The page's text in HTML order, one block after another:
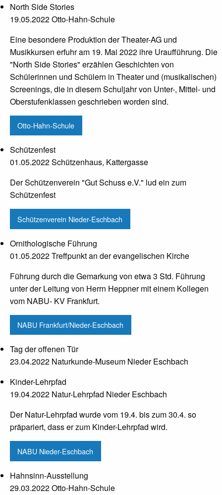
North Side Stories
19.05.2022 Otto-Hahn-Schule
Eine besondere Produktion der Theater-AG und
Musikkursen erfuhr am 19. Mai 2022 ihre Uraufführung. Die
"North Side Stories" erzählen Geschichten von
Schülerinnen und Schülern in Theater und (musikalischen)
Screenings, die in diesem Schuljahr von Unter-, Mittel- und
Oberstufenklassen geschrieben worden sind.
Otto-Hahn-Schule
Schützenfest
01.05.2022 Schützenhaus, Kattergasse
Der Schützenverein "Gut Schuss e.V." lud ein zum
Schützenfest
Schützenverein Nieder-Eschbach
Ornithologische Führung
01.05.2022 Treffpunkt an der evangelischen Kirche
Führung durch die Gemarkung von etwa 3 Std. Führung
unter der Leitung von Herrn Heppner mit einem Kollegen
vom NABU- KV Frankfurt.
NABU Frankfurt/Nieder-Eschbach
Tag der offenen Tür
23.04.2022 Naturkunde-Museum Nieder Eschbach
Kinder-Lehrpfad
19.04.2022 Natur-Lehrpfad Nieder Eschbach
Der Natur-Lehrpfad wurde vom 19.4. bis zum 30.4. so
präpariert, dass er zum Kinder-Lehrpfad wird.
NABU Nieder-Eschbach
Hahnsinn-Ausstellung
29.03.2022 Otto-Hahn-Schule